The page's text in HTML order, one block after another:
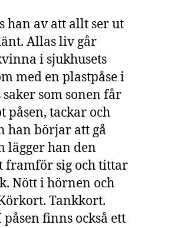
han av att allt ser ut
Allas liv går
i sjukhusets
med en plastpåse i
som sonen får
påsen, tackar och
han börjar att gå
lägger han den
framför sig och tittar
Nött i hörnen och
Tankkort.
finns också ett